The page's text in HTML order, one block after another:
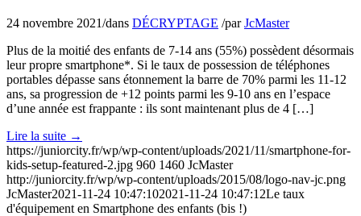
24 novembre 2021/dans DÉCRYPTAGE /parJcMaster
Plus de la moitié des enfants de 7-14 ans (55%) possèdent désormais
leur propre smartphone*. Si le taux de possession de téléphones
portables dépasse sans étonnement la barre de 70% parmi les 11-12
ans, sa progression de +12 points parmi les 9-10 ans en l’espace
d’une année est frappante : ils sont maintenant plus de 4 […]
Lire la suite →
https://juniorcity.fr/wp/wp-content/uploads/2021/11/smartphone-for-
kids-setup-featured-2.jpg 960 1460 JcMaster
http://juniorcity.fr/wp/wp-content/uploads/2015/08/logo-nav-jc.png
JcMaster2021-11-24 10:47:102021-11-24 10:47:12Le taux
d'équipement en Smartphone des enfants (bis !)